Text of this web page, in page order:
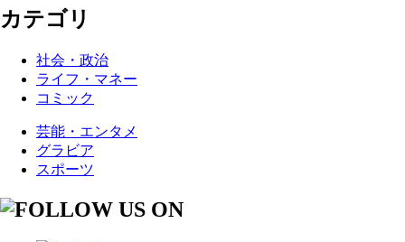
カテゴリ
社会・政治
ライフ・マネー
コミック
芸能・エンタメ
グラビア
スポーツ